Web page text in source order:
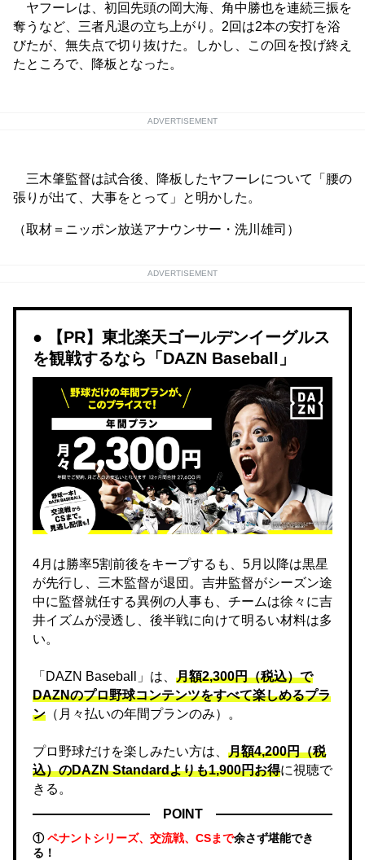
ヤフーレは、初回先頭の岡大海、角中勝也を連続三振を
奪うなど、三者凡退の立ち上がり。2回は2本の安打を浴
びたが、無失点で切り抜けた。しかし、この回を投げ終え
たところで、降板となった。
ADVERTISEMENT
三木肇監督は試合後、降板したヤフーレについて「腰の
張りが出て、大事をとって」と明かした。
（取材＝ニッポン放送アナウンサー・洗川雄司）
ADVERTISEMENT
【PR】東北楽天ゴールデンイーグルス
を観戦するなら「DAZN Baseball」
4月は勝率5割前後をキープするも、5月以降は黒星
が先行し、三木監督が退団。吉井監督がシーズン途
中に監督就任する異例の人事も、チームは徐々に吉
井イズムが浸透し、後半戦に向けて明るい材料は多
い。
「DAZN Baseball」は、 月額2,300円（税込）で
DAZNのプロ野球コンテンツをすべて楽しめるプラ
ン （月々払いの年間プランのみ）。
プロ野球だけを楽しみたい方は、 月額4,200円（税
込）のDAZN Standard​よりも1,900円お得に視聴で
きる。
POINT
①ペナントシリーズ、交流戦、CSまで余さず堪能でき
る！